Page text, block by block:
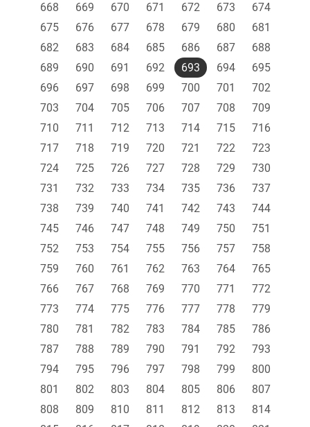
668
669 670 671 672 673
674
675
676 677 678 679 680
681
682
683 684 685 686 687
688
689
690 691 692 693 694
695
696
697 698 699 700 701
702
703
704 705 706 707 708
709
710
711 712 713 714 715
716
717
718 719 720 721 722
723
724
725 726 727 728 729
730
731
732 733 734 735 736
737
738
739 740 741 742 743
744
745
746 747 748 749 750
751
752
753 754 755 756 757
758
759
760 761 762 763 764
765
766
767 768 769 770 771
772
773
774 775 776 777 778
779
780
781 782 783 784 785
786
787
788 789 790 791 792
793
794
795 796 797 798 799
800
801
802 803 804 805 806
807
808
809 810 811 812 813
814